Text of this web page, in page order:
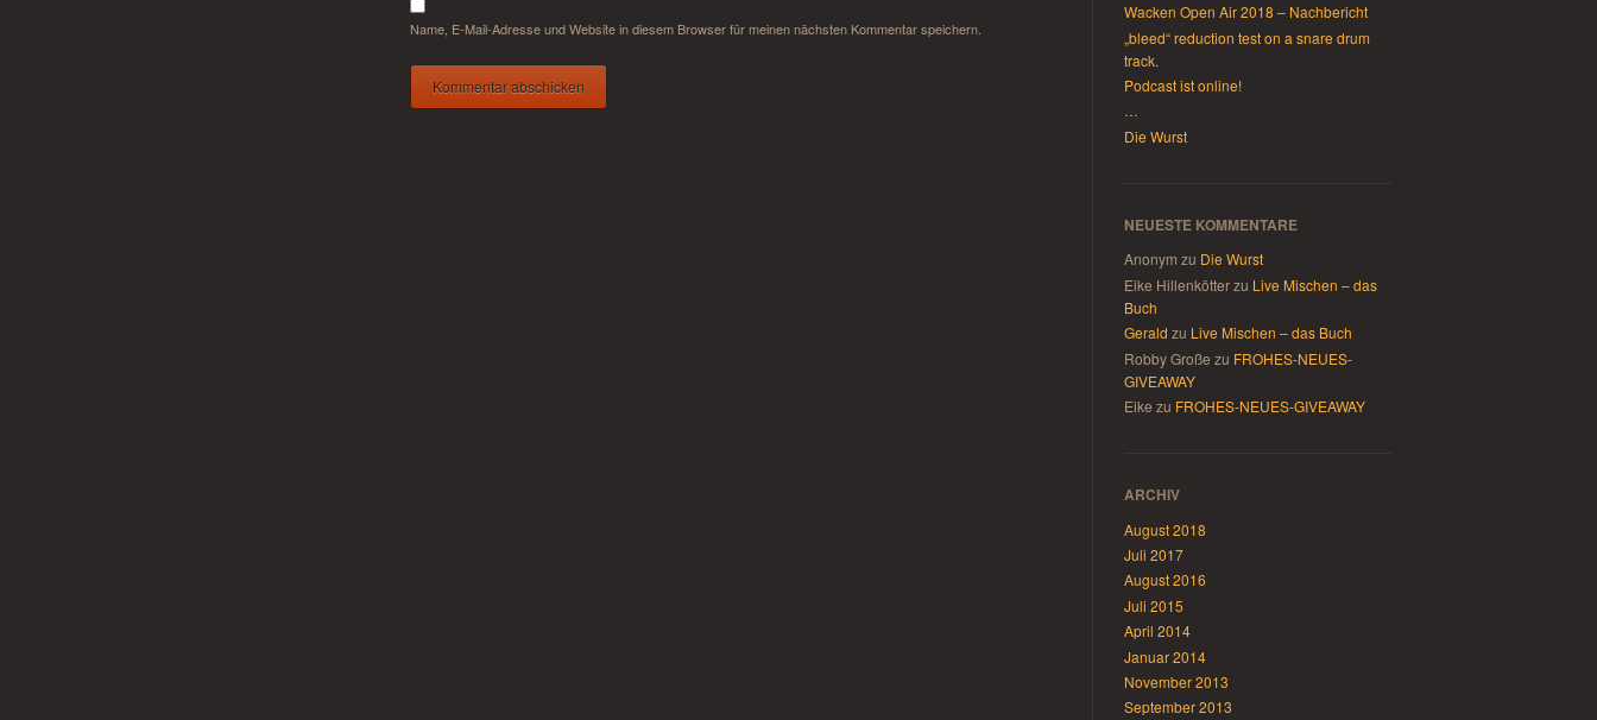
Name, E-Mail-Adresse und Website in diesem Browser für meinen nächsten Kommentar speichern.
Wacken Open Air 2018 – Nachbericht
„bleed“ reduction test on a snare drum
track.
Podcast ist online!
…
Die Wurst
NEUESTE KOMMENTARE
Anonym zu Die Wurst
Eike Hillenkötterzu Live Mischen – das
Buch
Gerald zu Live Mischen – das Buch
Robby Große zu FROHES-NEUES-
GIVEAWAY
Eike zu FROHES-NEUES-GIVEAWAY
ARCHIV
August 2018
Juli 2017
August 2016
Juli 2015
April 2014
Januar 2014
November 2013
September 2013